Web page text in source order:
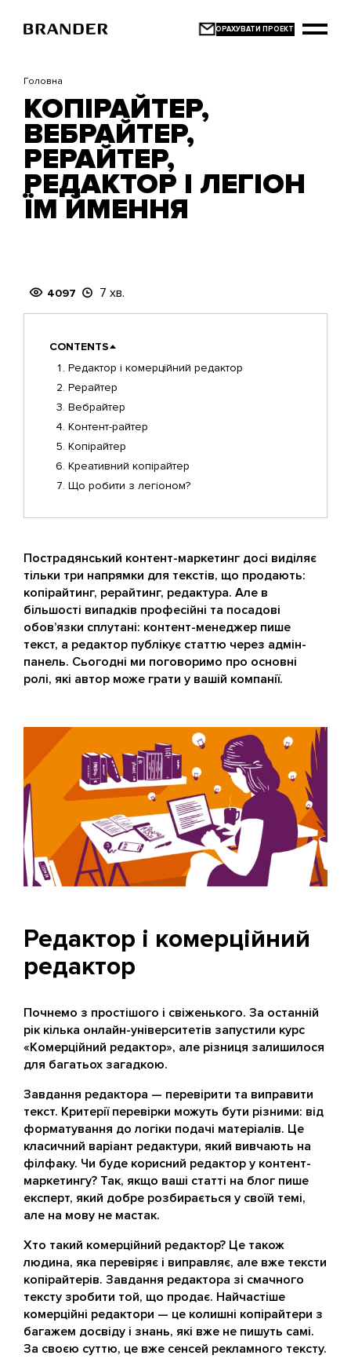
основного
Головна
КОПІРАЙТЕР,
ВЕБРАЙТЕР,
РЕРАЙТЕР,
РЕДАКТОР І ЛЕГІОН
ЇМ ЙМЕННЯ
4097 7 хв.
CONTENTS
Редактор і комерційний редактор
Рерайтер
Вебрайтер
Контент-райтер
Копірайтер
Креативний копірайтер
Що робити з легіоном?
Пострадянський контент-маркетинг досі виділяє
тільки три напрямки для текстів, що продають:
копірайтинг, рерайтинг, редактура. Але в
більшості випадків професійні та посадові
обов’язки сплутані: контент-менеджер пише
текст, а редактор публікує статтю через адмін-
панель. Сьогодні ми поговоримо про основні
ролі, які автор може грати у вашій компанії.
Редактор і комерційний
редактор
Почнемо з простішого і свіженького. За останній
рік кілька онлайн-університетів запустили курс
«Комерційний редактор», але різниця залишилося
для багатьох загадкою.
Завдання редактора — перевірити та виправити
текст. Критерії перевірки можуть бути різними: від
форматування до логіки подачі матеріалів. Це
класичний варіант редактури, який вивчають на
філфаку. Чи буде корисний редактор у контент-
маркетингу? Так, якщо ваші статті на блог пише
експерт, який добре розбирається у своїй темі,
але на мову не мастак.
Хто такий комерційний редактор? Це також
людина, яка перевіряє і виправляє, але вже тексти
копірайтерів. Завдання редактора зі смачного
тексту зробити той, що продає. Найчастіше
комерційні редактори — це колишні копірайтери з
багажем досвіду і знань, які вже не пишуть самі.
За своєю суттю, це вже сенсей рекламного тексту.